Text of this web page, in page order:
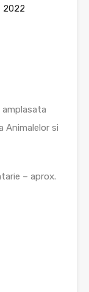
2022
amplasata
si
– aprox.